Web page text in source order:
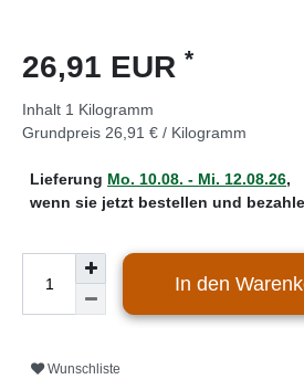
26,91 EUR *
Inhalt 1 Kilogramm
Grundpreis 26,91 € / Kilogramm
Lieferung Mo. 10.08. - Mi. 12.08.26,
wenn sie jetzt bestellen und
In den
Wunschliste